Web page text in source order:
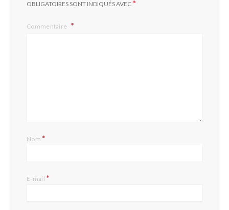
OBLIGATOIRES SONT INDIQUÉS AVEC*
Commentaire
Nom*
E-mail*